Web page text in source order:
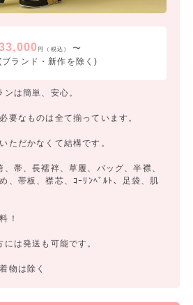
円（税込）
〜
ブランド・新作を除く)
は簡単、安心。
要なものは全て揃っています。
ただかなくて結構です。
帯、長襦袢、草履、バッグ、半襟、
、帯板、襟芯、ｺｰﾘﾝﾍﾞﾙﾄ、足袋、肌
！
は発送も可能です。
物は除く